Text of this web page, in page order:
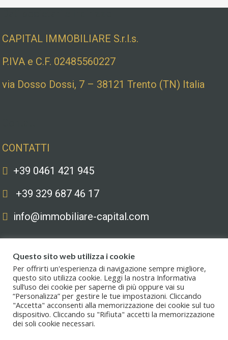
CAPITAL IMMOBILIARE S.r.l.s.
P.IVA e C.F. 02485560227
via Dosso Dossi, 7 – 38121 Trento (TN) Italia
CONTATTI
+39 0461 421 945
+39 329 687 46 17
info@immobiliare-capital.com
Copyright © 2020. All Rights Reserved. Capital immobiliare S.r.l.s. | Le
immagini hanno valore puramente illustrativo. I prezzi e le informazioni
possono essere soggetti a modifiche.
Questo sito web utilizza i cookie
Per offrirti un'esperienza di navigazione sempre migliore,
questo sito utilizza cookie. Leggi la nostra Informativa
sull’uso dei cookie per saperne di più oppure vai su
“Personalizza” per gestire le tue impostazioni. Cliccando
"Accetta" acconsenti alla memorizzazione dei cookie sul tuo
dispositivo. Cliccando su "Rifiuta" accetti la memorizzazione
dei soli cookie necessari.